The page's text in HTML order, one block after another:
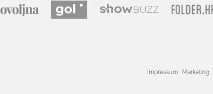
Impressum Marketing